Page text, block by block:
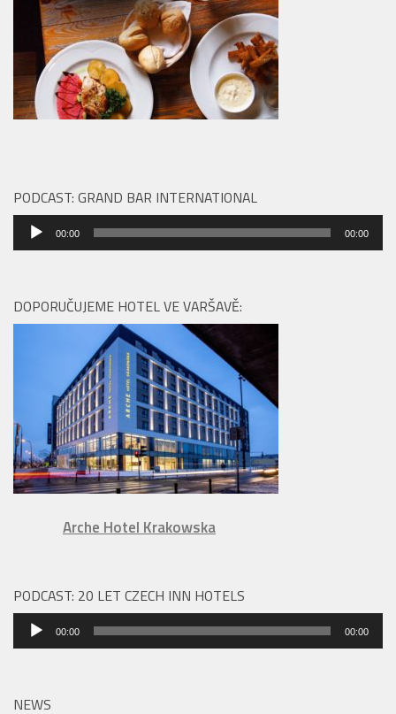
PODCAST: GRAND BAR INTERNATIONAL
Audio
přehrávač
00:00 00:00
DOPORUČUJEME HOTEL VE VARŠAVĚ:
Arche Hotel Krakowska
PODCAST: 20 LET CZECH INN HOTELS
Audio
přehrávač
00:00 00:00
NEWS